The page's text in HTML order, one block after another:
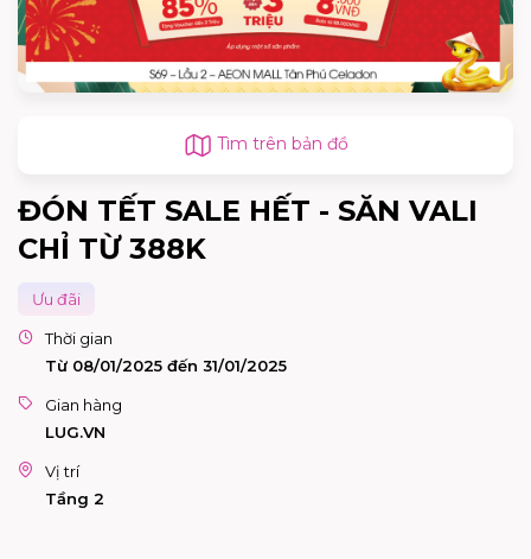
Tìm trên bản đồ
ĐÓN TẾT SALE HẾT - SĂN VALI
CHỈ TỪ 388K
Ưu đãi
Thời gian
Từ 08/01/2025 đến 31/01/2025
Gian hàng
LUG.VN
Vị trí
Tầng 2